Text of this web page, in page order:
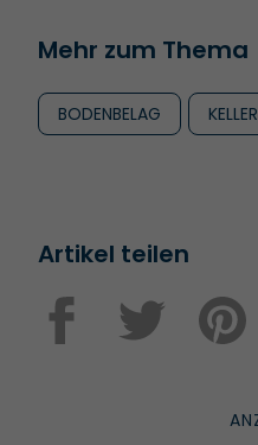
Mehr zum Thema
BODENBELAG KELLER
Artikel teilen